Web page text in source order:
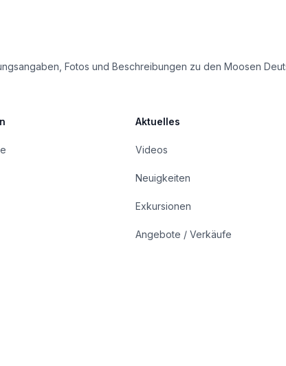
Fotos und Beschreibungen zu den Moosen
Aktuelles
Videos
Neuigkeiten
Exkursionen
Angebote / Verkäufe